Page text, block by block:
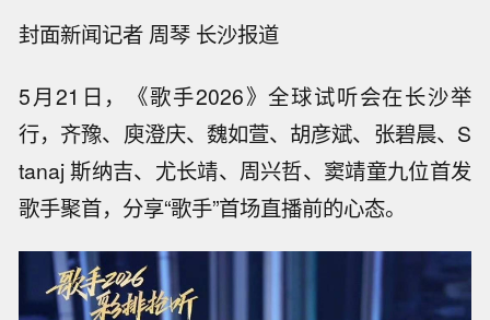
封面新闻记者 周琴 长沙报道
5月21日，《歌手2026》全球试听会在长沙举
行，齐豫、庾澄庆、魏如萱、胡彦斌、张碧晨、S
tanaj 斯纳吉、尤长靖、周兴哲、窦靖童九位首发
歌手聚首，分享“歌手”首场直播前的心态。